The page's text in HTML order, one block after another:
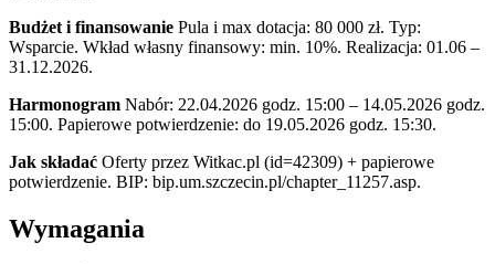
Budżet i finansowanie Pula i max dotacja: 80 000 zł. Typ:
Wsparcie. Wkład własny finansowy: min. 10%. Realizacja: 01.06 –
31.12.2026.
Harmonogram Nabór: 22.04.2026 godz. 15:00 – 14.05.2026 godz.
15:00. Papierowe potwierdzenie: do 19.05.2026 godz. 15:30.
Jak składać Oferty przez Witkac.pl (id=42309) + papierowe
potwierdzenie. BIP: bip.um.szczecin.pl/chapter_11257.asp.
Wymagania